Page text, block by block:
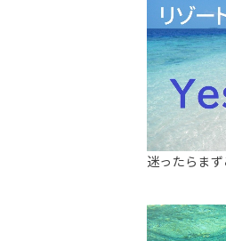
迷ったらまず